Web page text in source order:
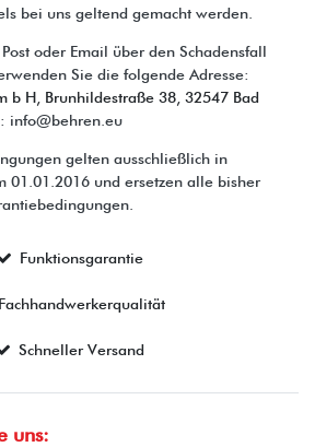
bei uns geltend gemacht werden.
oder Email über den Schadensfall
Sie die folgende Adresse:
b H, Brunhildestraße 38, 32547 Bad
info@behren.eu
gelten ausschließlich in
01.01.2016 und ersetzen alle bisher
Funktionsgarantie
Fachhandwerkerqualität
Schneller Versand
uns: